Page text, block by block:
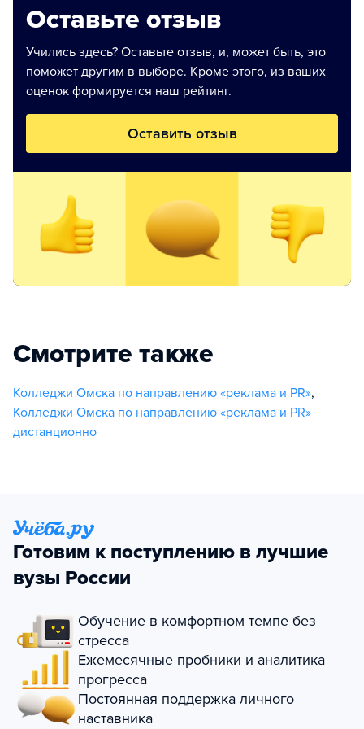
Оставьте отзыв
Учились здесь? Оставьте отзыв, и, может быть, это
поможет другим в выборе. Кроме этого, из ваших
оценок формируется наш рейтинг.
Оставить отзыв
Смотрите также
Колледжи Омска по направлению «реклама и PR»,
Колледжи Омска по направлению «реклама и PR»
дистанционно
Готовим к поступлению в лучшие
вузы России
Обучение в комфортном темпе без
стресса
Ежемесячные пробники и аналитика
прогресса
Постоянная поддержка личного
наставника